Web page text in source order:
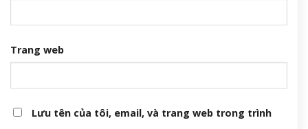
Trang web
Lưu tên của tôi, email, và trang web trong trình